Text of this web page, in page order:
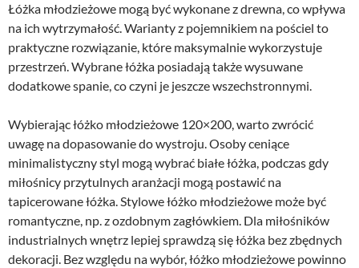
Łóżka młodzieżowe mogą być wykonane z drewna, co wpływa
na ich wytrzymałość. Warianty z pojemnikiem na pościel to
praktyczne rozwiązanie, które maksymalnie wykorzystuje
przestrzeń. Wybrane łóżka posiadają także wysuwane
dodatkowe spanie, co czyni je jeszcze wszechstronnymi.
Wybierając łóżko młodzieżowe 120×200, warto zwrócić
uwagę na dopasowanie do wystroju. Osoby ceniące
minimalistyczny styl mogą wybrać białe łóżka, podczas gdy
miłośnicy przytulnych aranżacji mogą postawić na
tapicerowane łóżka. Stylowe łóżko młodzieżowe może być
romantyczne, np. z ozdobnym zagłówkiem. Dla miłośników
industrialnych wnętrz lepiej sprawdzą się łóżka bez zbędnych
dekoracji. Bez względu na wybór, łóżko młodzieżowe powinno